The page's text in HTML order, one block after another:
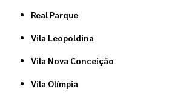
Real Parque
Vila Leopoldina
Vila Nova Conceição
Vila Olímpia